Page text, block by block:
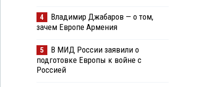
4
Владимир Джабаров — о том,
зачем Европе Армения
5
В МИД России заявили о
подготовке Европы к войне с
Россией